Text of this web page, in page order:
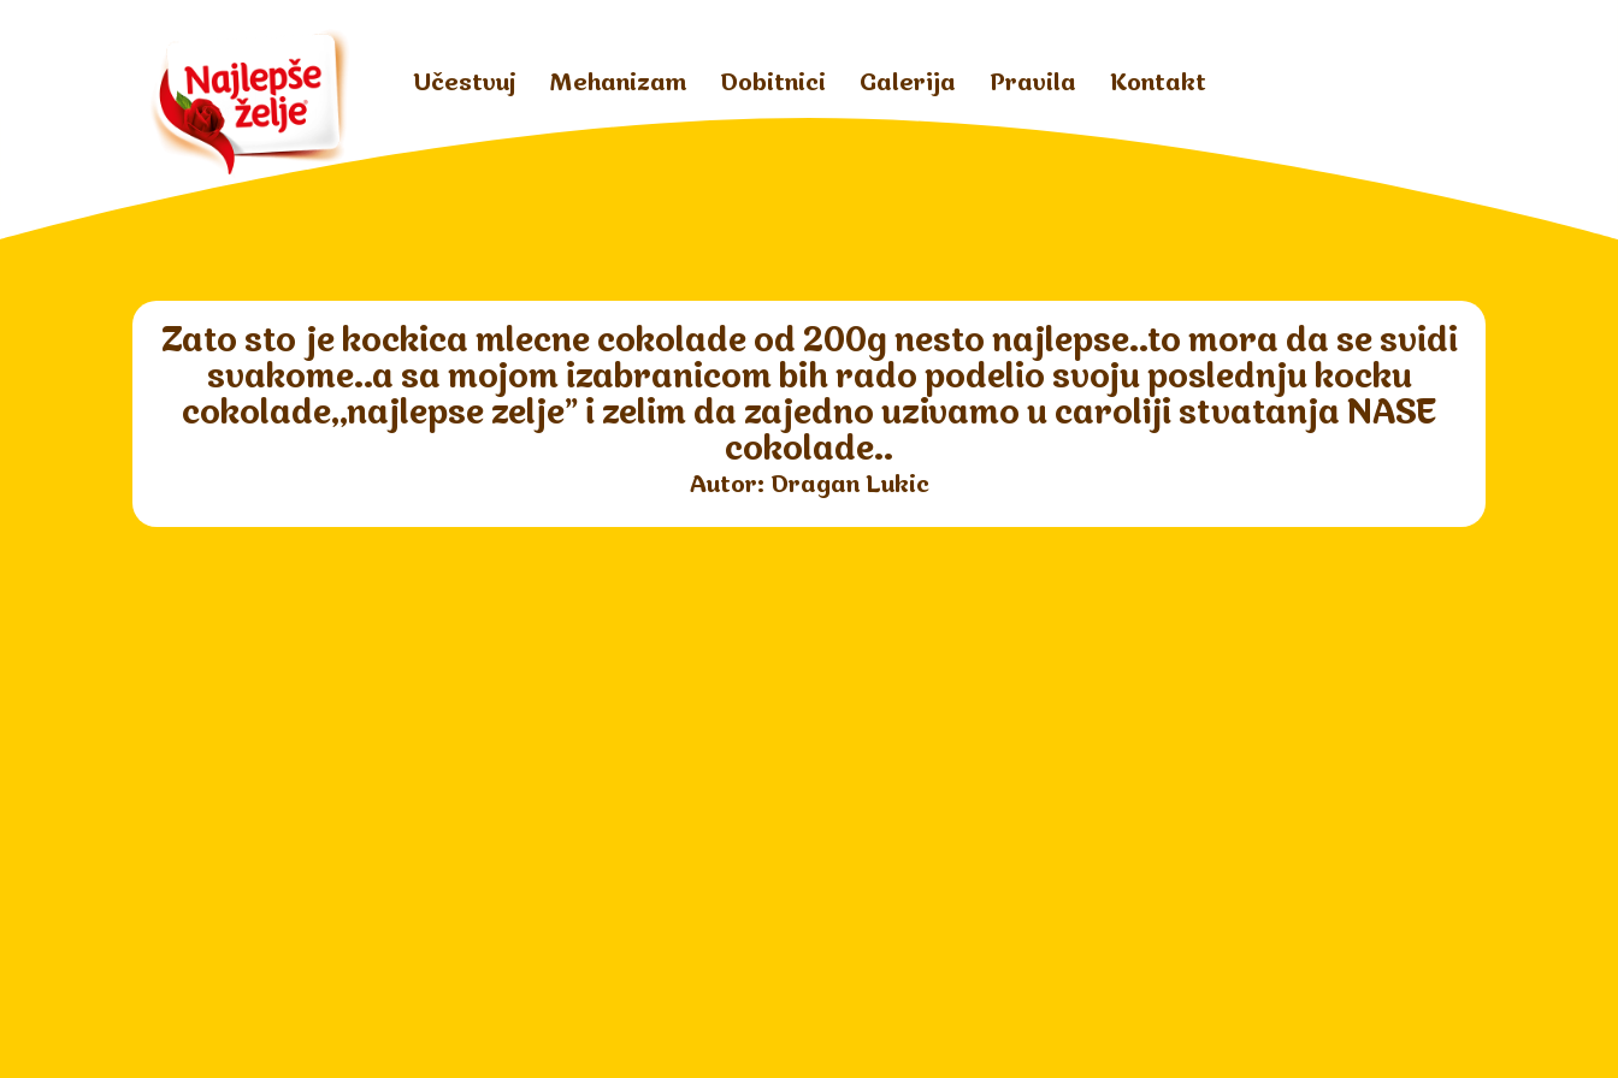
Učestvuj Mehanizam Dobitnici Galerija Pravila Kontakt
Zato sto je kockica mlecne cokolade od 200g nesto najlepse..to mora da se svidi
svakome..a sa mojom izabranicom bih rado podelio svoju poslednju kocku
cokolade,,najlepse zelje" i zelim da zajedno uzivamo u caroliji stvatanja NASE
cokolade..
Autor: Dragan Lukic